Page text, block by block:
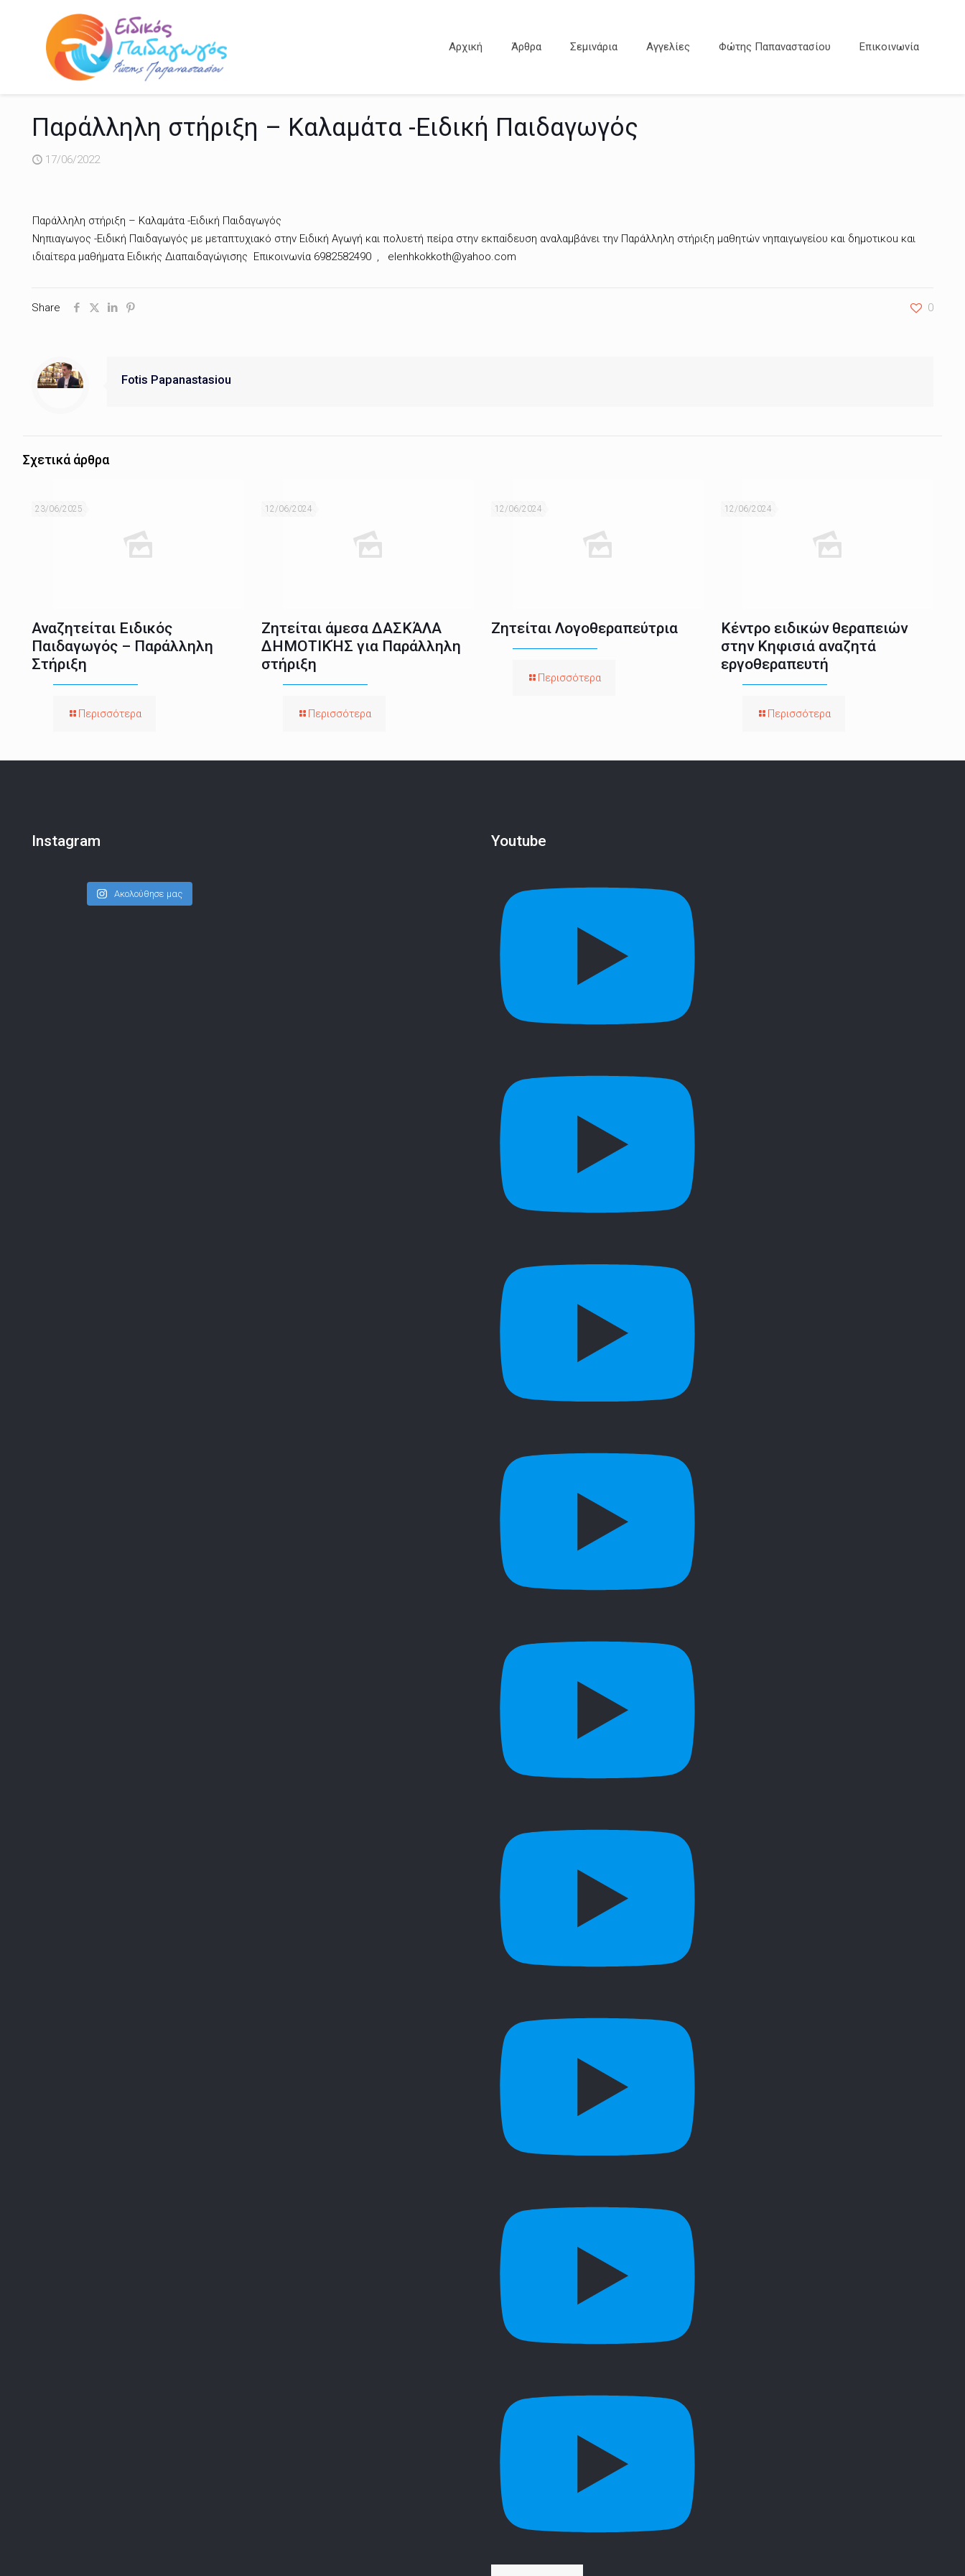
Αρχική Άρθρα Σεμινάρια Αγγελίες Φώτης Παπαναστασίου Επικοινωνία
Παράλληλη στήριξη – Καλαμάτα -Ειδική Παιδαγωγός
17/06/2022
Παράλληλη στήριξη – Καλαμάτα -Ειδική Παιδαγωγός
Νηπιαγωγος -Ειδική Παιδαγωγός με μεταπτυχιακό στην Ειδική Αγωγή και πολυετή πείρα στην εκπαiδευση αναλαμβάνει την Παράλληλη στήριξη μαθητών νηπαιγωγείου και δημοτικοu και
ιδιαίτερα μαθήματα Ειδικής Διαπαιδαγώγισης Επικοινωνία 6982582490 , elenhkokkoth@yahoo.com
Share 0
Fotis Papanastasiou
Σχετικά άρθρα
23/06/2025
Αναζητείται Ειδικός
Παιδαγωγός – Παράλληλη
Στήριξη
Περισσότερα
12/06/2024
Ζητείται άμεσα ΔΑΣΚΆΛΑ
ΔΗΜΟΤΙΚΉΣ για Παράλληλη
στήριξη
Περισσότερα
12/06/2024
Ζητείται Λογοθεραπεύτρια
Περισσότερα
12/06/2024
Κέντρο ειδικών θεραπειών
στην Κηφισιά αναζητά
εργοθεραπευτή
Περισσότερα
Instagram
Ακολούθησε μας
Youtube